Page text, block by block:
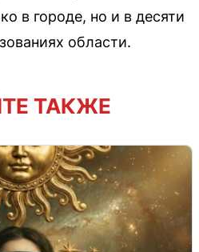
в городе, но и в десяти
области.
ТАКЖЕ